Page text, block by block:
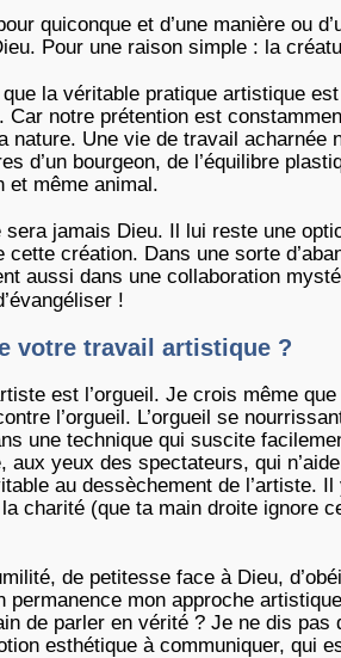
quiconque et d’une manière ou
Pour une raison simple : la
la véritable pratique artistique
Car notre prétention est
nature. Une vie de travail acharnée
d’un bourgeon, de l’équilibre
et même animal.
sera jamais Dieu. Il lui reste une
création. Dans une sorte
aussi dans une collaboration
!
votre travail artistique ?
est l’orgueil. Je crois même
l’orgueil. L’orgueil se
une technique qui suscite
aux yeux des spectateurs, qui
au dessèchement de l’artiste. Il
charité (que ta main droite ignore
de petitesse face à Dieu,
permanence mon approche
de parler en vérité ? Je ne dis pas
esthétique à communiquer, qui